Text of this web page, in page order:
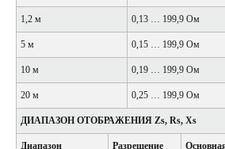
1,2 м 0,13 … 199,9 Ом
5 м 0,15 … 199,9 Ом
10 м 0,19 … 199,9 Ом
20 м 0,25 … 199,9 Ом
ДИАПАЗОН ОТОБРАЖЕНИЯ Zs, Rs, Xs
Диапазон Разрешение